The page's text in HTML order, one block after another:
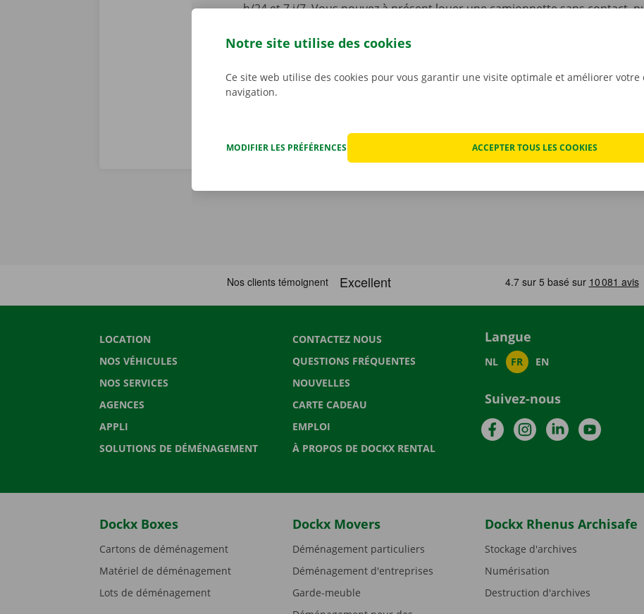
h/24 et 7 j/7. Vous pouvez à présent louer une camionnette sans contact,
parcourez notre offre de véhicules, choisissez une camionnette, payez, et le
LOCATION
NOS VÉHICULES
NOS SERVICES
AGENCES
APPLI
SOLUTIONS DE DÉMÉNAGEMENT
CONTACTEZ NOUS
QUESTIONS FRÉQUENTES
NOUVELLES
CARTE CADEAU
EMPLOI
À PROPOS DE DOCKX RENTAL
Langue
NL FR EN
Suivez-nous
FacebookInstagramLinkedInYouTube
Dockx Boxes
Cartons de déménagement
Matériel de déménagement
Lots de déménagement
Dockx Movers
Déménagement particuliers
Déménagement d'entreprises
Garde-meuble
Dockx Rhenus Archisafe
Stockage d'archives
Numérisation
Destruction d'archives
Notre site utilise des cookies
Ce site web utilise des cookies pour vous garantir une visite optimale et améliorer votre
navigation.
MODIFIER LES PRÉFÉRENCES ACCEPTER TOUS LES COOKIES